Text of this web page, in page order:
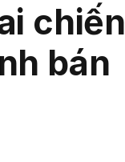
chiến
bán